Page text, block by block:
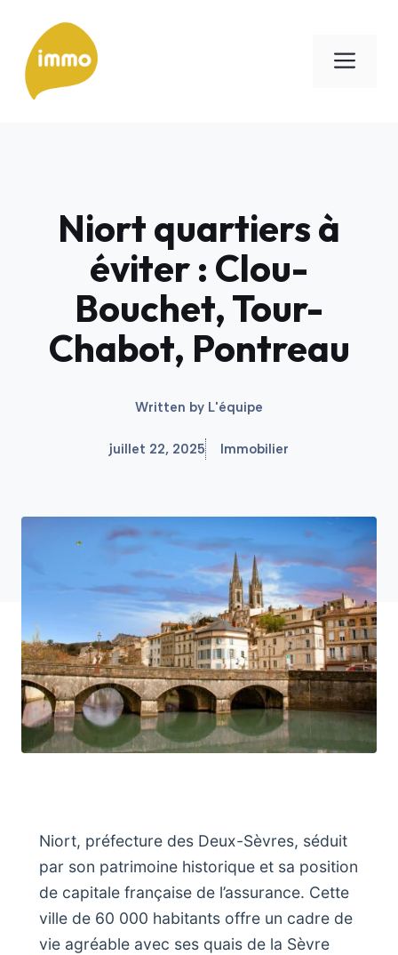
contenu
Niort quartiers à
éviter : Clou-
Bouchet, Tour-
Chabot, Pontreau
Written by L'équipe
juillet 22, 2025 Immobilier
Niort, préfecture des Deux-Sèvres, séduit
par son patrimoine historique et sa position
de capitale française de l’assurance. Cette
ville de 60 000 habitants offre un cadre de
vie agréable avec ses quais de la Sèvre